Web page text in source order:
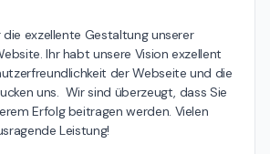
die exzellente Gestaltung unserer
Ihr habt unsere Vision exzellent
der Webseite und die
uns.  Wir sind überzeugt, dass Sie
Erfolg beitragen werden. Vielen
Leistung!